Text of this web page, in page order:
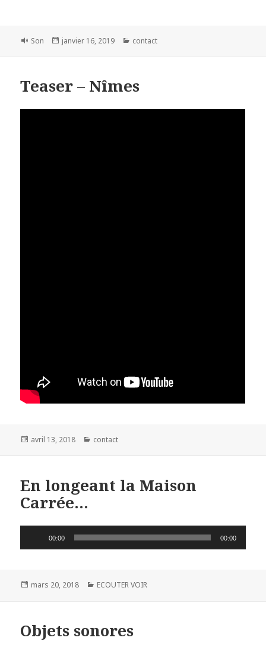
Format
Son
Publié
janvier 16, 2019 Catégories
contact
Teaser – Nîmes
Publié
avril 13, 2018 Catégories
contact
En longeant la Maison
Carrée…
00:00 00:00
Publié
mars 20, 2018 Catégories
ECOUTER VOIR
Objets sonores